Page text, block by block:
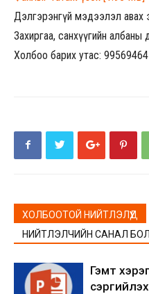
Дэлгэрэнгүй мэдээлэл авах
Захиргаа, санхүүгийн албаны
Холбоо барих утас: 99569464
ХОЛБООТОЙ НИЙТЛЭЛҮҮД
НИЙТЛЭЛЧИЙН САНАЛ
Гэмт
сэргийлэх